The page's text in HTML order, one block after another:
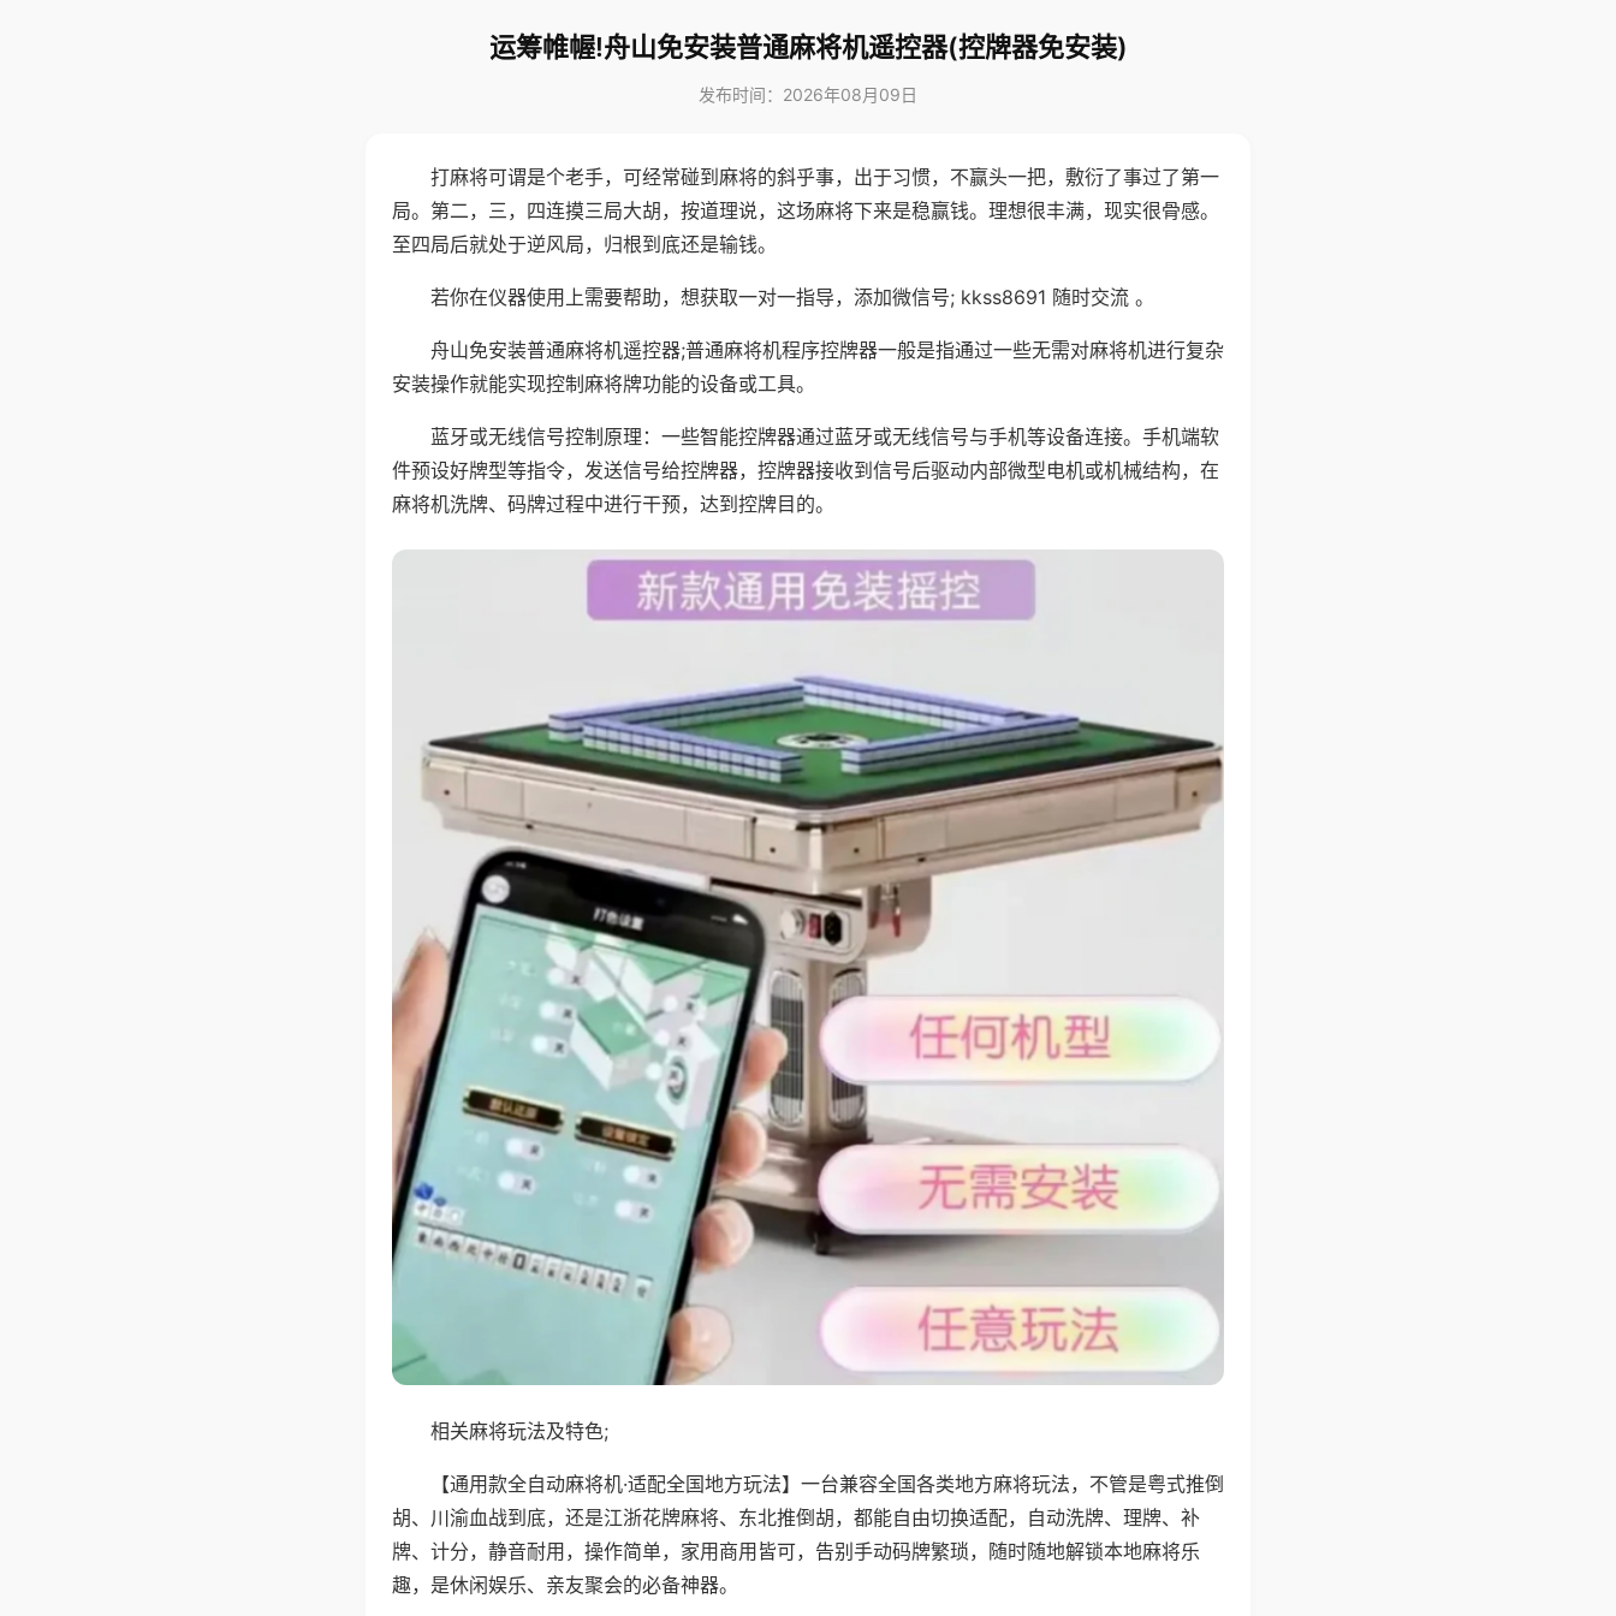
运筹帷幄!舟山免安装普通麻将机遥控器(控牌器免安装)
发布时间：2026年08月09日
打麻将可谓是个老手，可经常碰到麻将的斜乎事，出于习惯，不赢头一把，敷衍了事过了第一
局。第二，三，四连摸三局大胡，按道理说，这场麻将下来是稳赢钱。理想很丰满，现实很骨感。
至四局后就处于逆风局，归根到底还是输钱。
若你在仪器使用上需要帮助，想获取一对一指导，添加微信号; kkss8691 随时交流 。
舟山免安装普通麻将机遥控器;普通麻将机程序控牌器一般是指通过一些无需对麻将机进行复杂
安装操作就能实现控制麻将牌功能的设备或工具。
蓝牙或无线信号控制原理：一些智能控牌器通过蓝牙或无线信号与手机等设备连接。手机端软
件预设好牌型等指令，发送信号给控牌器，控牌器接收到信号后驱动内部微型电机或机械结构，在
麻将机洗牌、码牌过程中进行干预，达到控牌目的。
相关麻将玩法及特色;
【通用款全自动麻将机·适配全国地方玩法】一台兼容全国各类地方麻将玩法，不管是粤式推倒
胡、川渝血战到底，还是江浙花牌麻将、东北推倒胡，都能自由切换适配，自动洗牌、理牌、补
牌、计分，静音耐用，操作简单，家用商用皆可，告别手动码牌繁琐，随时随地解锁本地麻将乐
趣，是休闲娱乐、亲友聚会的必备神器。